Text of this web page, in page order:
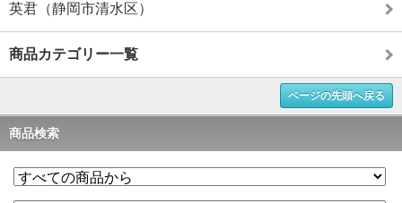
英君（静岡市清水区）
商品カテゴリー一覧
ページの先頭へ戻る
商品検索